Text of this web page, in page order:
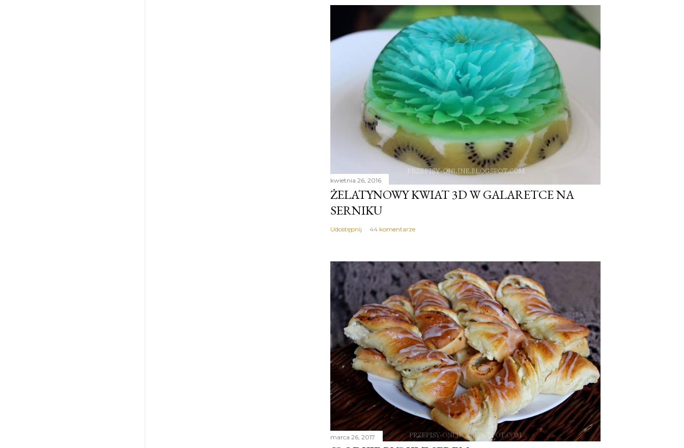
kwietnia 26, 2016
ŻELATYNOWY KWIAT 3D W GALARETCE NA
SERNIKU
Udostępnij 44 komentarze
marca 26, 2017